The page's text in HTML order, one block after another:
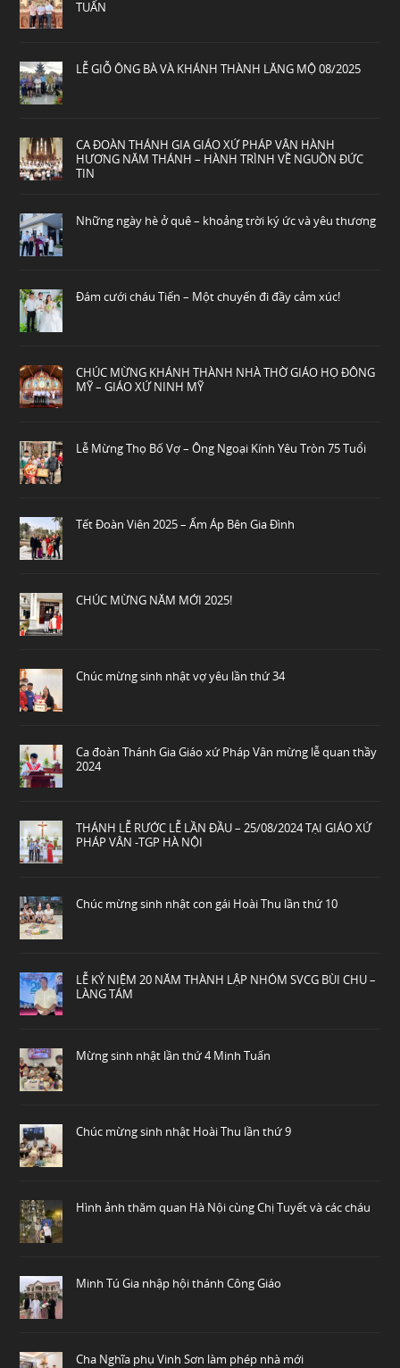
TUẤN
LỄ GIỖ ÔNG BÀ VÀ KHÁNH THÀNH LĂNG MỘ 08/2025
CA ĐOÀN THÁNH GIA GIÁO XỨ PHÁP VÂN HÀNH
HƯƠNG NĂM THÁNH – HÀNH TRÌNH VỀ NGUỒN ĐỨC
TIN
Những ngày hè ở quê – khoảng trời ký ức và yêu thương
Đám cưới cháu Tiến – Một chuyến đi đầy cảm xúc!
CHÚC MỪNG KHÁNH THÀNH NHÀ THỜ GIÁO HỌ ĐÔNG
MỸ – GIÁO XỨ NINH MỸ
Lễ Mừng Thọ Bố Vợ – Ông Ngoại Kính Yêu Tròn 75 Tuổi
Tết Đoàn Viên 2025 – Ấm Áp Bên Gia Đình
CHÚC MỪNG NĂM MỚI 2025!
Chúc mừng sinh nhật vợ yêu lần thứ 34
Ca đoàn Thánh Gia Giáo xứ Pháp Vân mừng lễ quan thầy
2024
THÁNH LỄ RƯỚC LỄ LẦN ĐẦU – 25/08/2024 TẠI GIÁO XỨ
PHÁP VÂN -TGP HÀ NỘI
Chúc mừng sinh nhật con gái Hoài Thu lần thứ 10
LỄ KỶ NIỆM 20 NĂM THÀNH LẬP NHÓM SVCG BÙI CHU –
LÀNG TÁM
Mừng sinh nhật lần thứ 4 Minh Tuấn
Chúc mừng sinh nhật Hoài Thu lần thứ 9
Hình ảnh thăm quan Hà Nội cùng Chị Tuyết và các cháu
Minh Tú Gia nhập hội thánh Công Giáo
Cha Nghĩa phụ Vinh Sơn làm phép nhà mới